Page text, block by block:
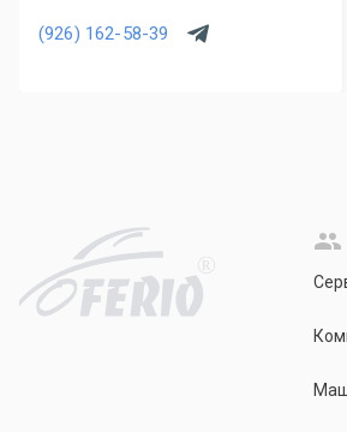
(926) 162-58-39
R